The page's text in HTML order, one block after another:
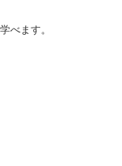
べます。